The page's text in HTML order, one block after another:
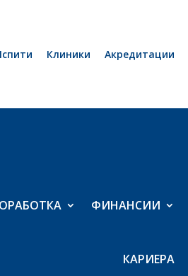
Клиники Акредитации
ФИНАНСИИ
КАРИЕРА